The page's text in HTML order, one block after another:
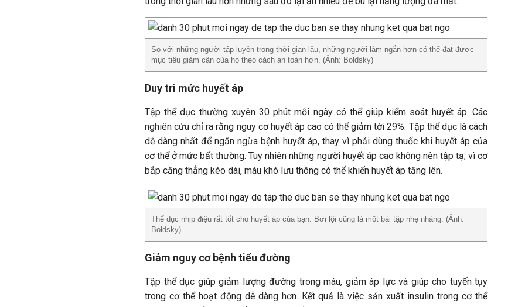
So với những người tập luyện trong thời gian lâu, những người làm ngắn hơn có thể đạt được
mục tiêu giảm cân của họ theo cách an toàn hơn. (Ảnh: Boldsky)
Duy trì mức huyết áp
Tập thể dục thường xuyên 30 phút mỗi ngày có thể giúp kiểm soát huyết áp. Các
nghiên cứu chỉ ra rằng nguy cơ huyết áp cao có thể giảm tới 29%. Tập thể dục là cách
dễ dàng nhất để ngăn ngừa bệnh huyết áp, thay vì phải dùng thuốc khi huyết áp của
cơ thể ở mức bất thường. Tuy nhiên những người huyết áp cao không nên tập tạ, vì cơ
bắp căng thẳng kéo dài, máu khó lưu thông có thể khiến huyết áp tăng lên.
Thể dục nhịp điệu rất tốt cho huyết áp của bạn. Bơi lội cũng là một bài tập nhẹ nhàng. (Ảnh:
Boldsky)
Giảm nguy cơ bệnh tiểu đường
Tập thể dục giúp giảm lượng đường trong máu, giảm áp lực và giúp cho tuyến tụy
trong cơ thể hoạt động dễ dàng hơn. Kết quả là việc sản xuất insulin trong cơ thể